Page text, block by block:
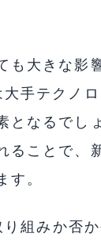
も大きな
手テクノ
となるでし
ることで、
す。
組みか否